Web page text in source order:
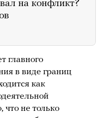
на конфликт?
главного
в виде границ
как
что не только